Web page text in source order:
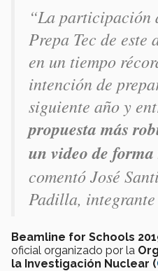
“La participación
Prepa Tec de este
en un tiempo
intención de
siguiente año y
propuesta más
un video de
comentó José
Padilla,
Beamline for Schools
oficial organizado por la
la Investigación Nuclear (